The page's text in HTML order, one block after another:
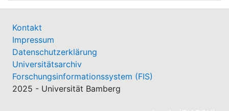
Kontakt
Impressum
Datenschutzerklärung
Universitätsarchiv
Forschungsinformationssystem (FIS)
2025 - Universität Bamberg